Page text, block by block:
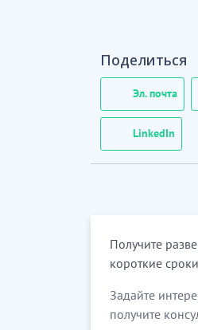
Поделиться
Эл. почта
LinkedIn
Получите
короткие сроки
Задайте
получите